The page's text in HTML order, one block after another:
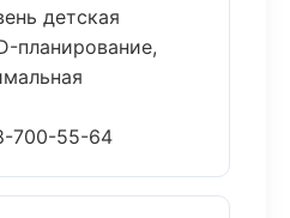
детская
планирование,
700-55-64